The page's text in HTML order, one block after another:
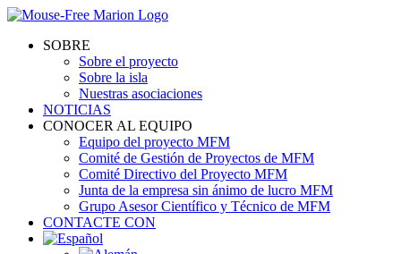
Skip
contentSOBRE
Sobre el proyecto
Sobre la isla
Nuestras asociaciones
NOTICIAS
CONOCER AL EQUIPO
Equipo del proyecto MFM
Comité de Gestión de Proyectos de MFM
Comité Directivo del Proyecto MFM
Junta de la empresa sin ánimo de lucro MFM
Grupo Asesor Científico y Técnico de MFM
CONTACTE CON